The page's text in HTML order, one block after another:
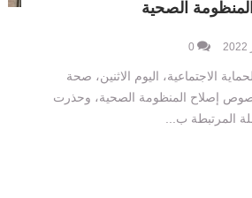
الصحية
0
الاجتماعية، اليوم الاثنين، صحة
إصلاح المنظومة الصحية، وحذرت
المرتبطة ب...